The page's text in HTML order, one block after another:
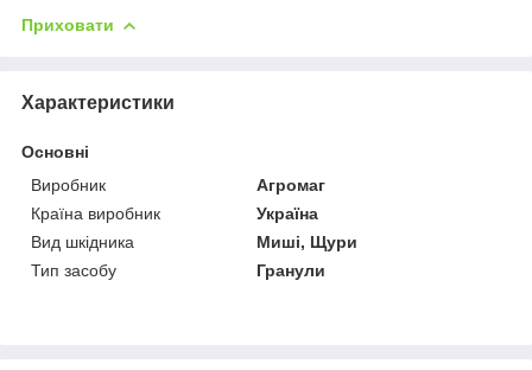
Приховати
Характеристики
Основні
Виробник
Агромаг
Країна виробник
Україна
Вид шкідника
Миші, Щури
Тип засобу
Гранули